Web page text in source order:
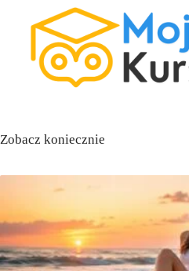
Zobacz koniecznie